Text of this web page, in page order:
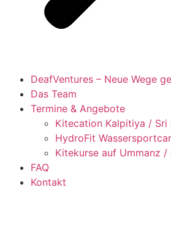
DeafVentures – Neue Wege
Das Team
Termine & Angebote
Kitecation Kalpitiya / Sri
HydroFit
Kitekurse auf Ummanz /
FAQ
Kontakt